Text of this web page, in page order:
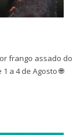
frango assado do
a 4 de Agosto 🌐